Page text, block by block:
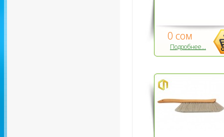
0 сом
Подробнее...